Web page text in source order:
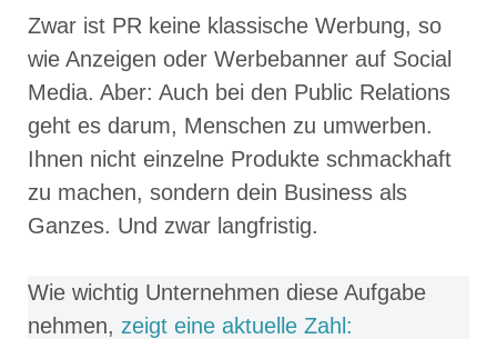
Zwar ist PR keine klassische Werbung, so
wie Anzeigen oder Werbebanner auf Social
Media. Aber: Auch bei den Public Relations
geht es darum, Menschen zu umwerben.
Ihnen nicht einzelne Produkte schmackhaft
zu machen, sondern dein Business als
Ganzes. Und zwar langfristig.
Wie wichtig Unternehmen diese Aufgabe
nehmen, zeigt eine aktuelle Zahl: